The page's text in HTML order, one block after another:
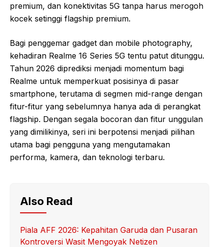
premium, dan konektivitas 5G tanpa harus merogoh
kocek setinggi flagship premium.
Bagi penggemar gadget dan mobile photography,
kehadiran Realme 16 Series 5G tentu patut ditunggu.
Tahun 2026 diprediksi menjadi momentum bagi
Realme untuk memperkuat posisinya di pasar
smartphone, terutama di segmen mid-range dengan
fitur-fitur yang sebelumnya hanya ada di perangkat
flagship. Dengan segala bocoran dan fitur unggulan
yang dimilikinya, seri ini berpotensi menjadi pilihan
utama bagi pengguna yang mengutamakan
performa, kamera, dan teknologi terbaru.
Also Read
Piala AFF 2026: Kepahitan Garuda dan Pusaran
Kontroversi Wasit Mengoyak Netizen